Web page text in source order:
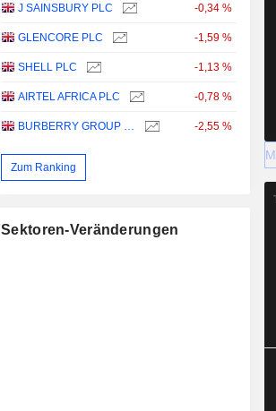
J SAINSBURY PLC -0,34 %
GLENCORE PLC -1,59 %
SHELL PLC -1,13 %
AIRTEL AFRICA PLC -0,78 %
BURBERRY GROUP PLC -2,55 %
Zum Ranking
Sektoren-Veränderungen